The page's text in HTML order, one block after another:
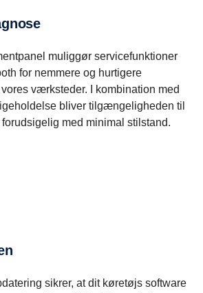
muliggør servicefunktioner
for nemmere og hurtigere
værksteder. I kombination med
bliver tilgængeligheden til
med minimal stilstand.
sikrer, at dit køretøjs software